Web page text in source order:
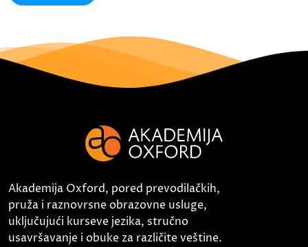
Akademija Oxford, pored prevodilačkih,
pruža i raznovrsne obrazovne usluge,
uključujući kurseve jezika, stručno
usavršavanje i obuke za različite veštine.